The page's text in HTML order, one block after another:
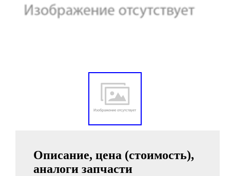
Описание, цена (стоимость),
аналоги запчасти